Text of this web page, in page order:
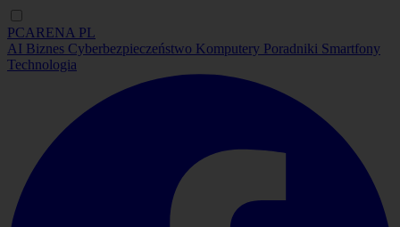
PCARENA PL
AI Biznes Cyberbezpieczeństwo Komputery Poradniki Smartfony
Technologia